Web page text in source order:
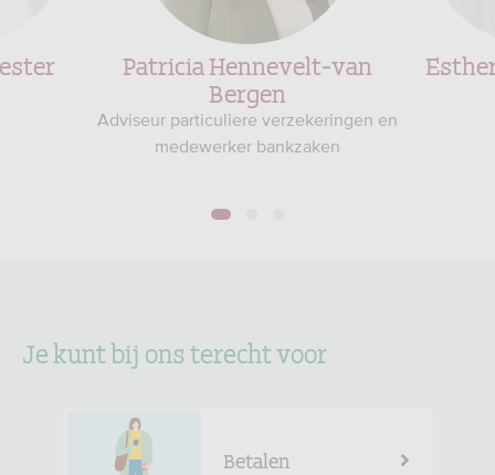
Patricia Hennevelt-van
Bergen
Adviseur particuliere verzekeringen en
medewerker bankzaken
1
Je kunt bij ons terecht voor
Betalen